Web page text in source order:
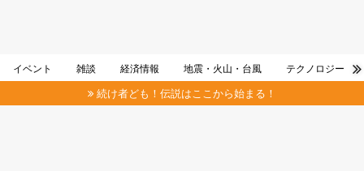
イベント 雑談 経済情報 地震・火山・台風 テクノロジー
続け者ども！伝説はここから始まる！